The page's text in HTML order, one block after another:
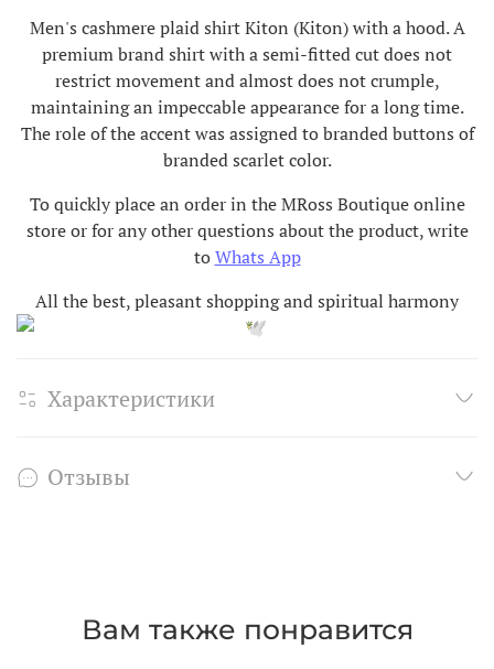
Men's cashmere plaid shirt Kiton (Kiton) with a hood. A
premium brand shirt with a semi-fitted cut does not
restrict movement and almost does not crumple,
maintaining an impeccable appearance for a long time.
The role of the accent was assigned to branded buttons of
branded scarlet color.
To quickly place an order in the MRoss Boutique online
store or for any other questions about the product, write
to Whats App
All the best, pleasant shopping and spiritual harmony
Характеристики
Отзывы
Вам также понравится